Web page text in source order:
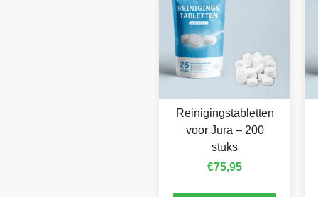
Reinigingstabletten
voor Jura – 200
stuks
€75,95